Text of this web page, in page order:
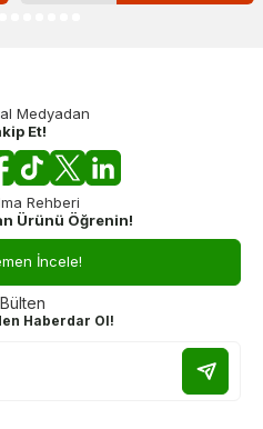
Medyadan
Et!
Rehberi
Ürünü Öğrenin!
İncele!
Haberdar Ol!